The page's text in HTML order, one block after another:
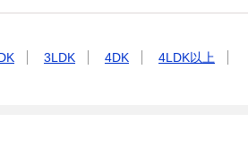
3LDK 4DK
4LDK以上